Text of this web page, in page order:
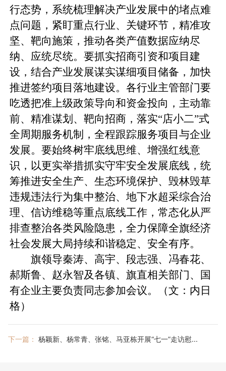
行态势，系统梳理解决产业发展中的堵点难
点问题，紧盯重点行业、关键环节，精准攻
坚、靶向施策，推动各类产值数据应纳尽
纳、应统尽统。要抓实招商引资和项目建
设，结合产业发展谋实谋细项目储备，加快
推进签约项目落地建设。各行业主管部门要
吃透把准上级政策导向和资金投向，主动靠
前、精准谋划、靶向招商，落实“店小二”式
全周期服务机制，全程跟踪服务项目与企业
发展。要始终树牢底线思维、增强红线意
识，以更实举措抓实守牢安全发展底线，统
筹推进安全生产、生态环境保护、毁林毁草
违规违法行为集中整治、地下水超采综合治
理、信访维稳等重点底线工作，常态化从严
排查整治各类风险隐患，全力保障全旗经济
社会发展大局持续和谐稳定、安全有序。
旗领导秦涛、高宇、段志强、冯春花、
郝斯鲁、赵永智及各镇、旗直相关部门、国
有企业主要负责同志参加会议。（文：内日
格）
下一篇： 杨颖新、杨常青、张铭、马亚栋开展“七一”走访慰...